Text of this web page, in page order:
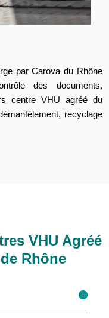
par Carova du Rhône
des documents,
centre VHU agréé du
recyclage
VHU Agréé
Rhône